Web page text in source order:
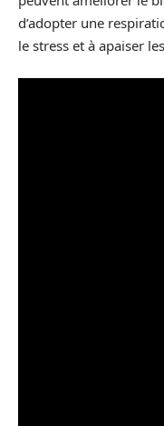
d’adopter une
le stress et à apaiser